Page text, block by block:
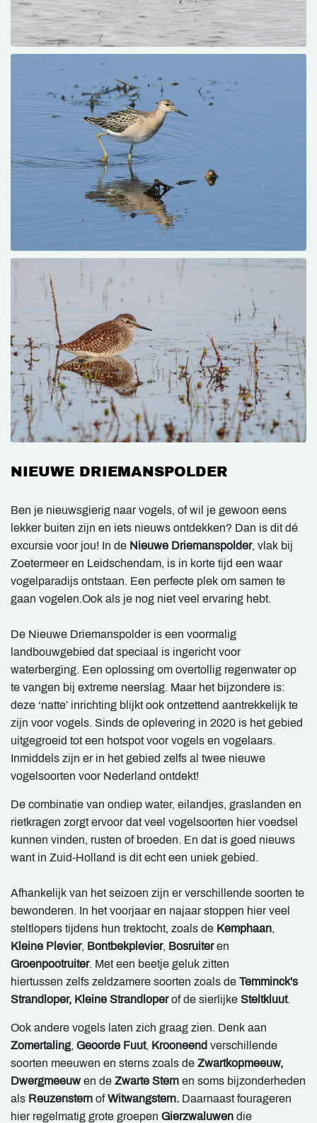
NIEUWE DRIEMANSPOLDER
Ben je nieuwsgierig naar vogels, of wil je gewoon eens
lekker buiten zijn en iets nieuws ontdekken? Dan is dit dé
excursie voor jou! In de Nieuwe Driemanspolder, vlak bij
Zoetermeer en Leidschendam, is in korte tijd een waar
vogelparadijs ontstaan. Een perfecte plek om samen te
gaan vogelen.Ook als je nog niet veel ervaring hebt.
De Nieuwe Driemanspolder is een voormalig
landbouwgebied dat speciaal is ingericht voor
waterberging. Een oplossing om overtollig regenwater op
te vangen bij extreme neerslag. Maar het bijzondere is:
deze ‘natte’ inrichting blijkt ook ontzettend aantrekkelijk te
zijn voor vogels. Sinds de oplevering in 2020 is het gebied
uitgegroeid tot een hotspot voor vogels en vogelaars.
Inmiddels zijn er in het gebied zelfs al twee nieuwe
vogelsoorten voor Nederland ontdekt!
De combinatie van ondiep water, eilandjes, graslanden en
rietkragen zorgt ervoor dat veel vogelsoorten hier voedsel
kunnen vinden, rusten of broeden. En dat is goed nieuws
want in Zuid-Holland is dit echt een uniek gebied.
Afhankelijk van het seizoen zijn er verschillende soorten te
bewonderen. In het voorjaar en najaar stoppen hier veel
steltlopers tijdens hun trektocht, zoals de Kemphaan,
Kleine Plevier, Bontbekplevier, Bosruiteren
Groenpootruiter. Met een beetje geluk zitten
hiertussen zelfs zeldzamere soorten zoals de Temminck's
Strandloper, Kleine Strandloperof de sierlijke Steltkluut.
Ook andere vogels laten zich graag zien. Denk aan
Zomertaling, Geoorde Fuut, Krooneend verschillende
soorten meeuwen en sterns zoals de Zwartkopmeeuw,
Dwergmeeuw en de Zwarte Stern en soms bijzonderheden
als Reuzenstern ofWitwangstern. Daarnaast fourageren
hier regelmatig grote groepen Gierzwaluwen die